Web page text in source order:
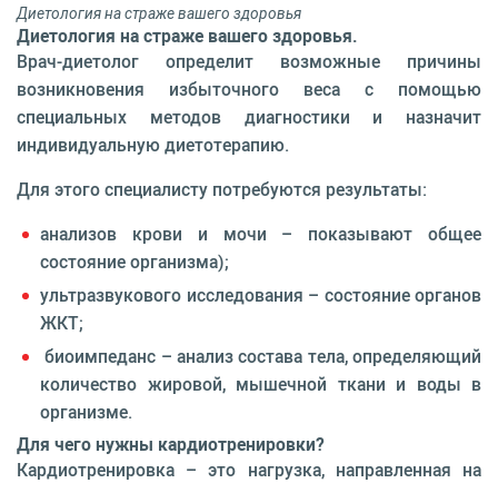
Диетология на страже вашего здоровья
Диетология на страже вашего здоровья.
Врач-диетолог определит воз­можные причины
возникнове­ния избыточного веса с помощью
специальных методов диаг­ностики и назначит
индивиду­альную диетотерапию.
Для этого специалисту потребу­ются результаты:
анализов крови и мочи – показывают общее
состояние организма);
ультразвукового исследова­ния – состояние органов
ЖКТ;
биоимпеданс – ана­лиз состава тела, опре­деляющий
количество жировой, мышечной ткани и воды в
организме.
Для чего нужны кардиотренировки?
Кардиотренировка – это нагруз­ка, направленная на